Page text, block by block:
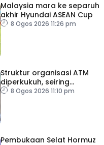
Malaysia mara ke separuh
akhir Hyundai ASEAN Cup
8 Ogos 2026 11:26 pm
Struktur organisasi ATM
diperkukuh, seiring
pemodenan aset
8 Ogos 2026 11:10 pm
Pembukaan Selat Hormuz